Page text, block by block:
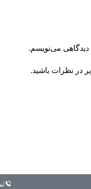
دیدگاهی می‌نویسم.
در نظرات باشید.